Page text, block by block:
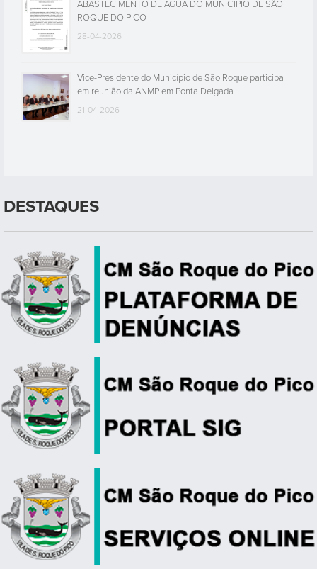
ABASTECIMENTO DE ÁGUA DO MUNICÍPIO DE SÃO
ROQUE DO PICO
28-04-2026
Vice-Presidente do Município de São Roque participa
em reunião da ANMP em Ponta Delgada
21-04-2026
DESTAQUES